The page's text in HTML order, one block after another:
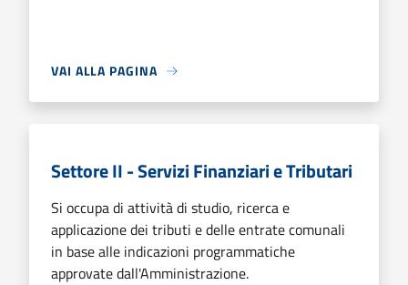
VAI ALLA PAGINA
Settore II - Servizi Finanziari e Tributari
Si occupa di attività di studio, ricerca e
applicazione dei tributi e delle entrate comunali
in base alle indicazioni programmatiche
approvate dall'Amministrazione.